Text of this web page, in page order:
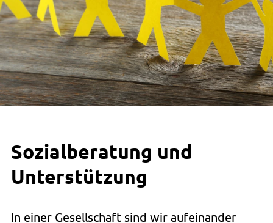
Sozialberatung und
Unterstützung
In einer Gesellschaft sind wir aufeinander